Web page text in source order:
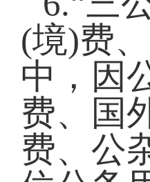
(境)费
中，因
费、国
费、公